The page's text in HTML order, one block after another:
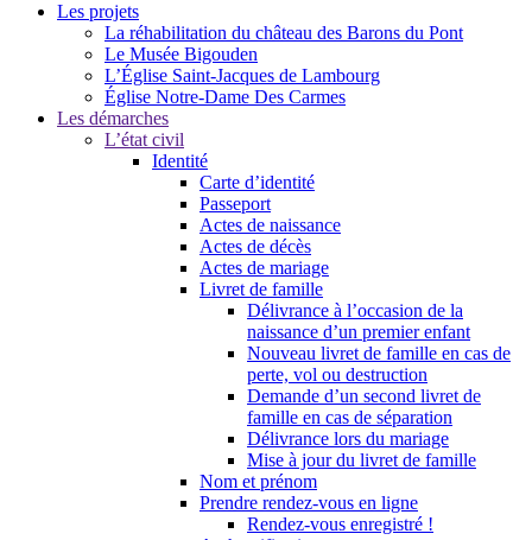
Les projets
La réhabilitation du château des Barons du Pont
Le Musée Bigouden
L’Église Saint-Jacques de Lambourg
Église Notre-Dame Des Carmes
Les démarches
L’état civil
Identité
Carte d’identité
Passeport
Actes de naissance
Actes de décès
Actes de mariage
Livret de famille
Délivrance à l’occasion de la
naissance d’un premier enfant
Nouveau livret de famille en cas de
perte, vol ou destruction
Demande d’un second livret de
famille en cas de séparation
Délivrance lors du mariage
Mise à jour du livret de famille
Nom et prénom
Prendre rendez-vous en ligne
Rendez-vous enregistré !